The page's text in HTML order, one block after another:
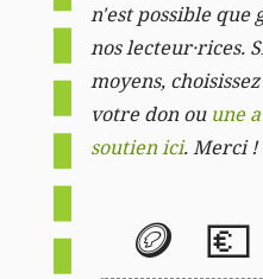
n'est possible que
nos lecteur·rices.
moyens,
votre don ou une
soutien ici. Merci !
🪙 💶